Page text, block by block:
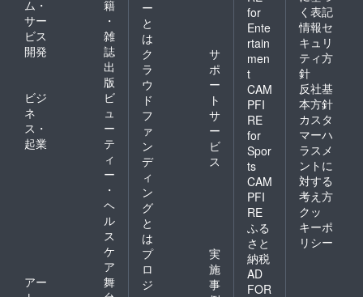
ム・
サー
ビス
開発
籍
・
雑
誌
出
版
ビジ
ネ
ス・
起業
ビ
ュ
ー
テ
ィ
ー
・
ヘ
ル
ス
ケ
ア
アー
舞
ー
と
は
ク
ラ
ウ
ド
フ
ァ
ン
デ
ィ
ン
グ
と
は
サ
ポ
ー
ト
サ
ー
ビ
ス
プ
ロ
ジ
実
施
事
for
Ente
rtain
men
t
CAM
PFI
RE
for
Spor
ts
CAM
PFI
RE
ふる
さと
納税
AD
FOR
く表記
情報セ
キュリ
ティ方
針
反社基
本方針
カスタ
マーハ
ラスメ
ントに
対する
考え方
クッ
キーポ
リシー